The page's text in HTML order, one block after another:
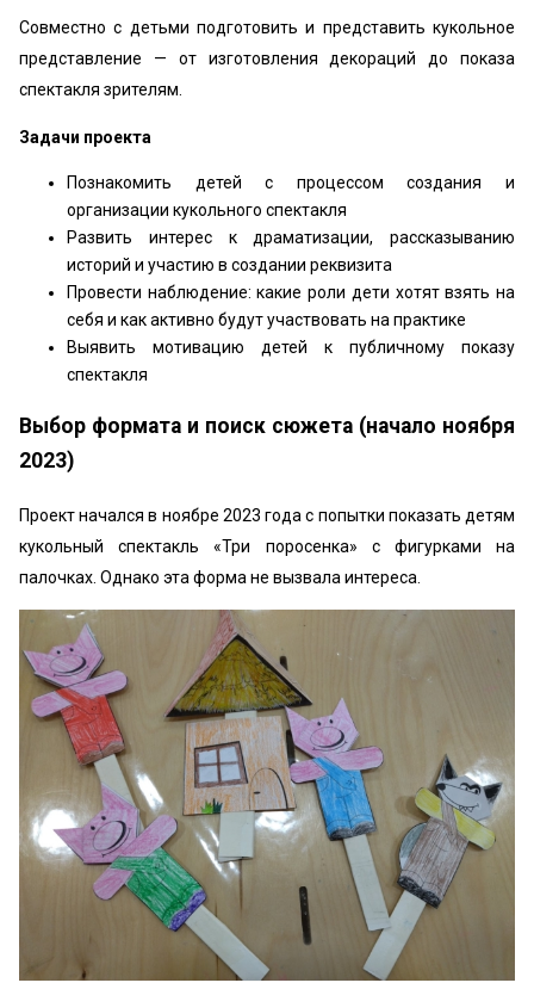
Совместно с детьми подготовить и представить кукольное
представление — от изготовления декораций до показа
спектакля зрителям.
Задачи проекта
Познакомить детей с процессом создания и
организации кукольного спектакля
Развить интерес к драматизации, рассказыванию
историй и участию в создании реквизита
Провести наблюдение: какие роли дети хотят взять на
себя и как активно будут участвовать на практике
Выявить мотивацию детей к публичному показу
спектакля
Выбор формата и поиск сюжета (начало ноября
2023)
Проект начался в ноябре 2023 года с попытки показать детям
кукольный спектакль «Три поросенка» с фигурками на
палочках. Однако эта форма не вызвала интереса.